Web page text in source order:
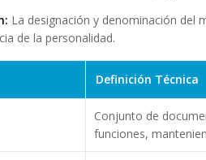
La designación y denominación del
de la personalidad.
Definición Técnica
Conjunto de
funciones,